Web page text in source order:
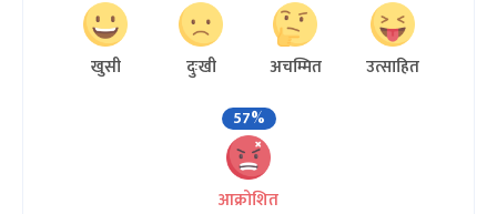
खुसी दुःखी अचम्मित
उत्साहित
57%
आक्रोशित